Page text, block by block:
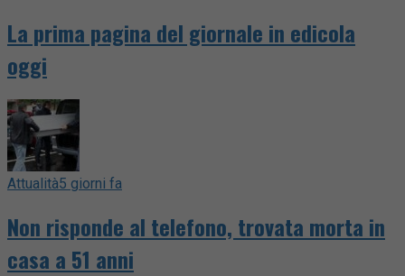
La prima pagina del giornale in edicola
oggi
Attualità5 giorni fa
Non risponde al telefono, trovata morta in
casa a 51 anni